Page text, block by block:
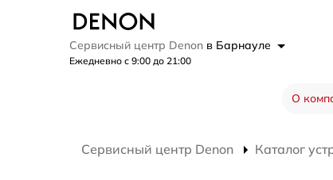
Сервисный центр Denon в Барнауле
Ежедневно с 9:00 до 21:00
О
Сервисный центр Denon Каталог